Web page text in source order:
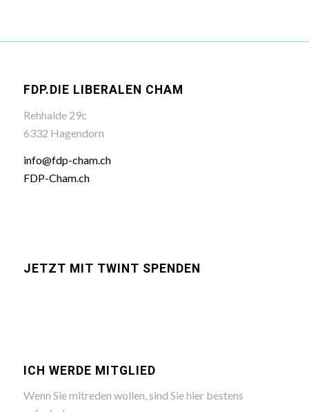
FDP.DIE LIBERALEN CHAM
Rehhalde 29c
6332 Hagendorn
info@fdp-cham.ch
FDP-Cham.ch
JETZT MIT TWINT SPENDEN
ICH WERDE MITGLIED
Wenn Sie mitreden wollen, sind Sie hier bestens